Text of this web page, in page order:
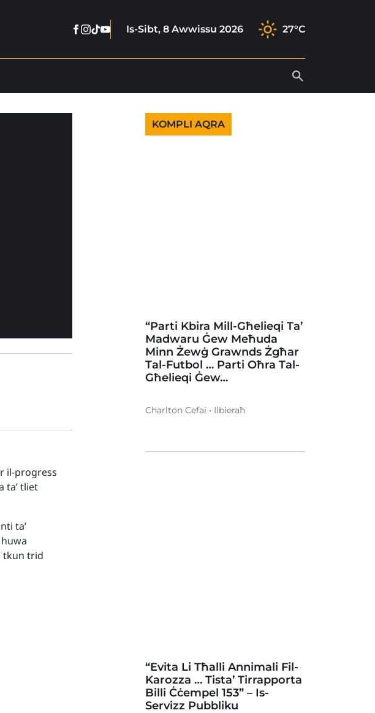
Facebook
Instagram
Tiktok
YoutubeIs-Sibt, 8 Awwissu 2026 27°C
il-progress
ta’ tliet
ta’
tkun trid
KOMPLI AQRA
“Parti Kbira Mill-Għelieqi Ta’
Madwaru Ġew Meħuda
Minn Żewġ Grawnds Żgħar
Tal-Futbol … Parti Oħra Tal-
Għelieqi Ġew…
Charlton Cefai • Ilbieraħ
“Evita Li Tħalli Annimali Fil-
Karozza … Tista’ Tirrapporta
Billi Ċċempel 153” – Is-
Servizz Pubbliku